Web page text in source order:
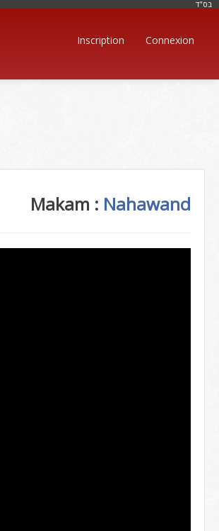
בּס"ד
Inscription Connexion
Makam : Nahawand